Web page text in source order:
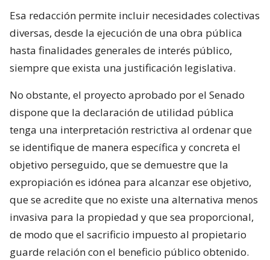
Esa redacción permite incluir necesidades colectivas
diversas, desde la ejecución de una obra pública
hasta finalidades generales de interés público,
siempre que exista una justificación legislativa.
No obstante, el proyecto aprobado por el Senado
dispone que la declaración de utilidad pública
tenga una interpretación restrictiva al ordenar que
se identifique de manera específica y concreta el
objetivo perseguido, que se demuestre que la
expropiación es idónea para alcanzar ese objetivo,
que se acredite que no existe una alternativa menos
invasiva para la propiedad y que sea proporcional,
de modo que el sacrificio impuesto al propietario
guarde relación con el beneficio público obtenido.